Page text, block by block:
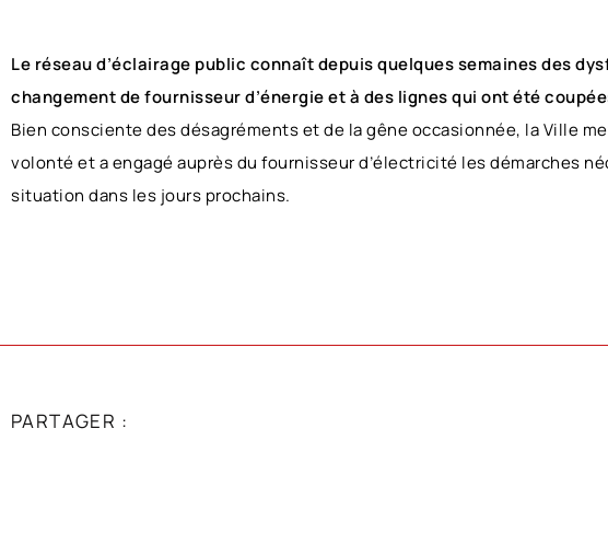
Le réseau d’éclairage public connaît depuis quelques semaines des
changement de fournisseur d’énergie et à des lignes qui ont été
Bien consciente des désagréments et de la gêne occasionnée, la Ville
volonté et aengagé auprès du fournisseur d’électricité les démarches
situation dans les jours prochains.
PARTAGER :